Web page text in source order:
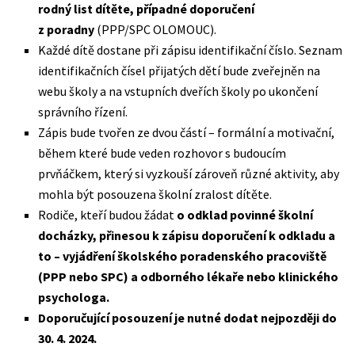
rodný list dítěte, případné doporučení
z poradny (PPP/SPC OLOMOUC).
Každé dítě dostane při zápisu identifikační číslo. Seznam
identifikačních čísel přijatých dětí bude zveřejněn na
webu školy a na vstupních dveřích školy po ukončení
správního řízení.
Zápis bude tvořen ze dvou částí – formální a motivační,
během které bude veden rozhovor s budoucím
prvňáčkem, který si vyzkouší zároveň různé aktivity, aby
mohla být posouzena školní zralost dítěte.
Rodiče, kteří budou žádat o odklad povinné školní
docházky, přinesou k zápisu doporučení k odkladu a
to – vyjádření školského poradenského pracoviště
(PPP nebo SPC) a odborného lékaře nebo klinického
psychologa.
Doporučující posouzení je nutné dodat nejpozději do
30. 4. 2024.